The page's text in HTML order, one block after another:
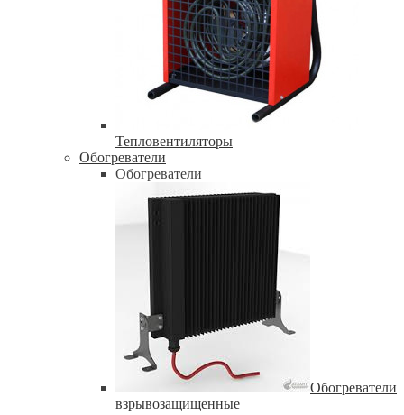
Тепловентиляторы
Обогреватели
Обогреватели
Обогреватели
взрывозащищенные